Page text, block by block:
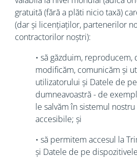
gratuită (fără a plăti nicio taxă)
(dar și licențiaților, partenerilor
contractorilor noștri):
• să găzduim, reproducem,
modificăm, comunicăm și
utilizatorului și Datele de
dumneavoastră - de
le salvăm în sistemul
accesibile; și
• să permitem accesul la
și Datele de pe